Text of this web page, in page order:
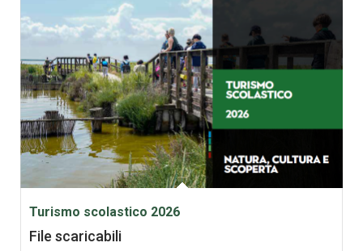
Turismo scolastico 2026
File scaricabili